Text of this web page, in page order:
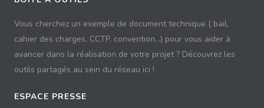
Vous cherchez un exemple de document technique ( bail,
cahier des charges, CCTP, convention...) pour vous aider à
avancer dans la réalisation de votre projet ? Découvrez les
outils partagés au sein du réseau ici !
ESPACE PRESSE